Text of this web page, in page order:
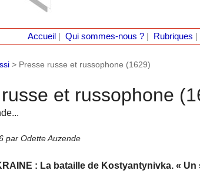
Accueil Qui sommes-nous ?| Rubriques
> Presse russe et russophone (1629)
et russophone
par Odette Auzende
: La bataille de Kostyantynivka. «